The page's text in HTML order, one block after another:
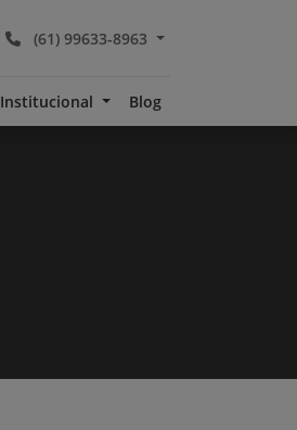
(61) 99633-8963
Institucional Blog